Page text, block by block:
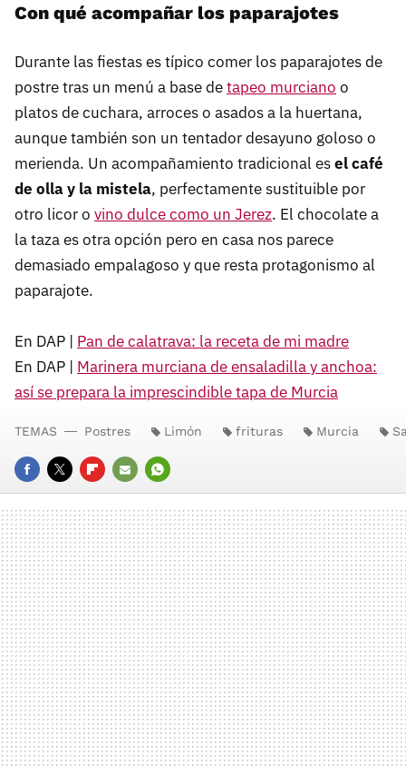
Con qué acompañar los paparajotes
Durante las fiestas es típico comer los paparajotes de
postre tras un menú a base detapeo murciano o
platos de cuchara, arroces o asados a la huertana,
aunque también son un tentador desayuno goloso o
merienda. Un acompañamiento tradicional esel café
de olla y la mistela, perfectamente sustituible por
otro licor o vino dulce como un Jerez. El chocolate a
la taza es otra opción pero en casa nos parece
demasiado empalagoso y que resta protagonismo al
paparajote.
En DAP | Pan de calatrava: la receta de mi madre
En DAP | Marinera murciana de ensaladilla y anchoa:
así se prepara la imprescindible tapa de Murcia
FACEBOOK
TWITTERFLIPBOARD
E-
MAIL
WHATSAPP
TEMAS Postres Limón frituras Murcia